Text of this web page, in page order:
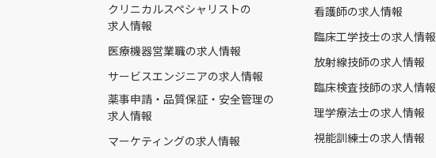
クリニカルスペシャリストの
求人情報
医療機器営業職の求人情報
サービスエンジニアの求人情報
薬事申請・品質保証・安全管理の
求人情報
マーケティングの求人情報
看護師の求人情報
臨床工学技士の求人情報
放射線技師の求人情報
臨床検査技師の求人情報
理学療法士の求人情報
視能訓練士の求人情報